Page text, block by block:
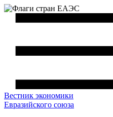
Вестник экономики
Евразийского союза